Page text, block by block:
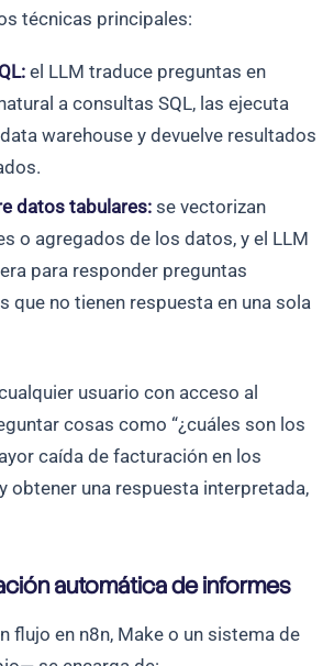
técnicas principales:
el LLM traduce preguntas en
a consultas SQL, las ejecuta
warehouse y devuelve resultados
datos tabulares: se vectorizan
o agregados de los datos, y el LLM
para responder preguntas
que no tienen respuesta en una sola
usuario con acceso al
cosas como “¿cuáles son los
caída de facturación en los
obtener una respuesta interpretada,
automática de informes
flujo en n8n, Make o un sistema de